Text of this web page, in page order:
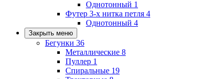
Однотонный 1
Футер 3-х нитка петля 4
Однотонный 4
Закрыть меню
Бегунки 36
Металлические 8
Пуллер 1
Спиральные 19